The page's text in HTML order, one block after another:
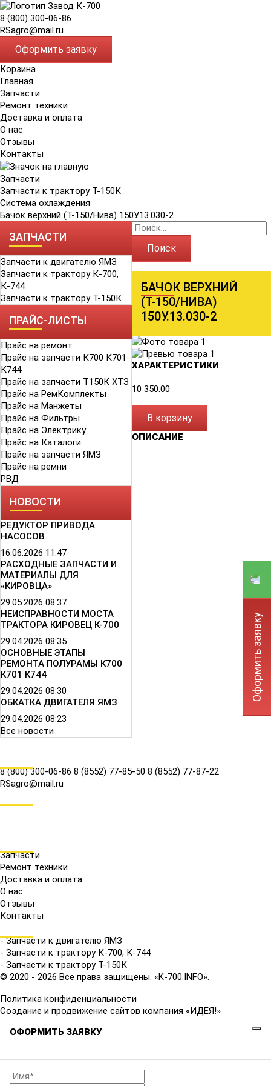
8 (800) 300-06-86
RSagro@mail.ru
Оформить заявку
Корзина
Главная
Запчасти
Ремонт техники
Доставка и оплата
О нас
Отзывы
Контакты
Запчасти
Запчасти к трактору Т-150К
Система охлаждения
Бачок верхний (Т-150/Нива) 150У.13.030-2
ЗАПЧАСТИ
Запчасти к двигателю ЯМЗ
Запчасти к трактору К-700,
К-744
Запчасти к трактору Т-150К
ПРАЙС-ЛИСТЫ
Прайс на ремонт
Прайс на запчасти К700 К701
К744
Прайс на запчасти Т150К ХТЗ
Прайс на РемКомплекты
Прайс на Манжеты
Прайс на Фильтры
Прайс на Электрику
Прайс на Каталоги
Прайс на запчасти ЯМЗ
Прайс на ремни
РВД
НОВОСТИ
РЕДУКТОР ПРИВОДА
НАСОСОВ
16.06.2026 11:47
РАСХОДНЫЕ ЗАПЧАСТИ И
МАТЕРИАЛЫ ДЛЯ
«КИРОВЦА»
29.05.2026 08:37
НЕИСПРАВНОСТИ МОСТА
ТРАКТОРА КИРОВЕЦ К-700
29.04.2026 08:35
ОСНОВНЫЕ ЭТАПЫ
РЕМОНТА ПОЛУРАМЫ К700
К701 К744
29.04.2026 08:30
ОБКАТКА ДВИГАТЕЛЯ ЯМЗ
29.04.2026 08:23
Все новости
Поиск
БАЧОК ВЕРХНИЙ
(Т-150/НИВА)
150У.13.030-2
ХАРАКТЕРИСТИКИ
10 350.00
В корзину
ОПИСАНИЕ
8 (800) 300-06-86 8 (8552) 77-85-50 8 (8552) 77-87-22
RSagro@mail.ru
Запчасти
Ремонт техники
Доставка и оплата
О нас
Отзывы
Контакты
- Запчасти к двигателю ЯМЗ
- Запчасти к трактору К-700, К-744
- Запчасти к трактору Т-150К
© 2020 - 2026 Все права защищены. «K-700.INFO».
Политика конфиденциальности
Создание и продвижение сайтов компания «ИДЕЯ!»
Оформить заявку
ОФОРМИТЬ ЗАЯВКУ